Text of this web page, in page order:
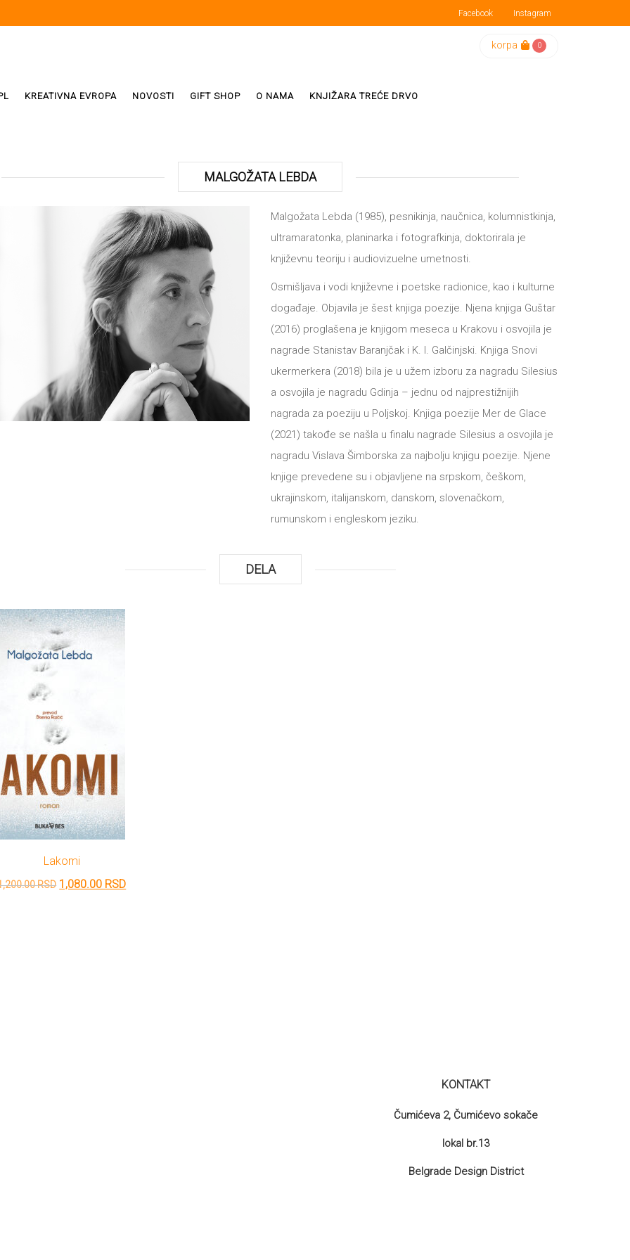
Facebook Instagram
korpa 0
KREATIVNA EVROPA NOVOSTI GIFT SHOP O NAMA KNJIŽARA TREĆE DRVO
MALGOŽATA LEBDA
Malgožata Lebda (1985), pesnikinja, naučnica, kolumnistkinja,
ultramaratonka, planinarka i fotografkinja, doktorirala je
književnu teoriju i audiovizuelne umetnosti.
Osmišljava i vodi književne i poetske radionice, kao i kulturne
događaje. Objavila je šest knjiga poezije. Njena knjiga Guštar
(2016) proglašena je knjigom meseca u Krakovu i osvojila je
nagrade Stanistav Baranjčak i K. I. Galčinjski. Knjiga Snovi
ukermerkera (2018) bila je u užem izboru za nagradu Silesius
a osvojila je nagradu Gdinja – jednu od najprestižnijih
nagrada za poeziju u Poljskoj. Knjiga poezije Mer de Glace
(2021) takođe se našla u finalu nagrade Silesius a osvojila je
nagradu Vislava Šimborska za najbolju knjigu poezije. Njene
knjige prevedene su i objavljene na srpskom, češkom,
ukrajinskom, italijanskom, danskom, slovenačkom,
rumunskom i engleskom jeziku.
DELA
Lakomi
RSD Originalna
1,080.00 RSDTrenutna
KONTAKT
Čumićeva 2, Čumićevo sokače
lokal br.13
Belgrade Design District